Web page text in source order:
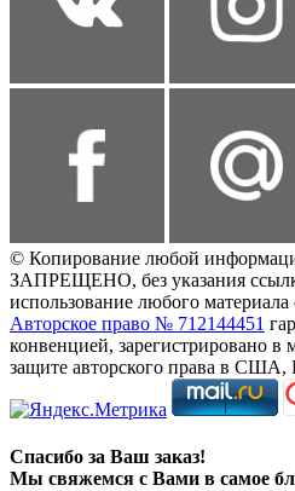
© Копирование любой
ЗАПРЕЩЕНО, без указания
использование любого материала
Авторское право № 712144451
конвенцией, зарегистрировано
защите авторского права в
Спасибо за Ваш заказ!
Мы свяжемся с Вами в самое